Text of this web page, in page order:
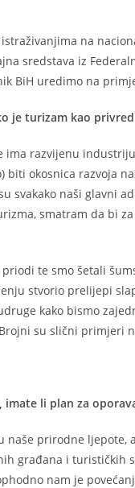
na
sredstava iz
BiH uredimo na
je turizam kao
ima razvijenu
okosnica razvoja
svakako naši glavni
smatram da bi
te smo šetali
stvorio prelijepi
kako bismo
su slični primjeri
imate li plan za
naše prirodne
građana i turističkih
nam je